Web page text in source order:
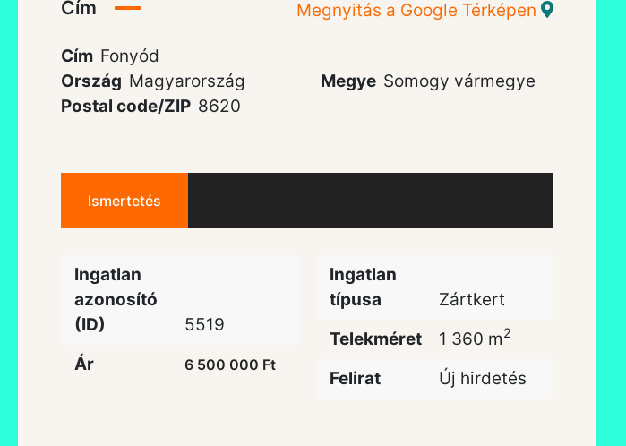
Cím
Cím Fonyód
Ország Magyarország Megye Somogy vármegye
Postal code/ZIP 8620
Megnyitás a Google Térképen
Ismertetés
Ingatlan
azonosító
(ID)
5519
Ár
6 500 000 Ft
Ingatlan
típusa
Zártkert
Telekméret
1 360 m2
Felirat Új hirdetés